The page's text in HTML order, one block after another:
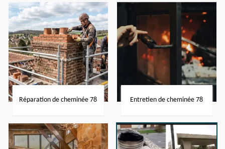
Réparation de cheminée 78 Entretien de cheminée 78